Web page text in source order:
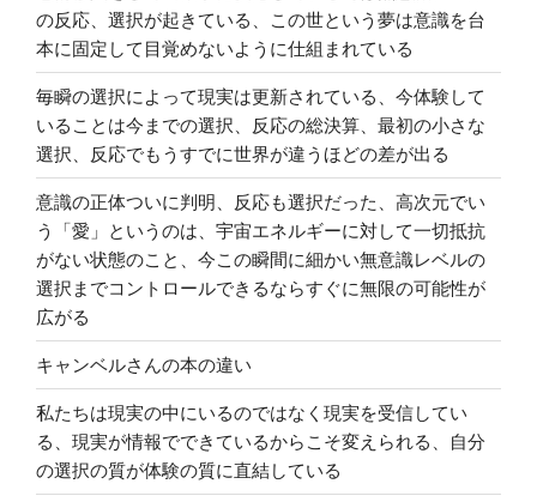
の反応、選択が起きている、この世という夢は意識を台
本に固定して目覚めないように仕組まれている
毎瞬の選択によって現実は更新されている、今体験して
いることは今までの選択、反応の総決算、最初の小さな
選択、反応でもうすでに世界が違うほどの差が出る
意識の正体ついに判明、反応も選択だった、高次元でい
う「愛」というのは、宇宙エネルギーに対して一切抵抗
がない状態のこと、今この瞬間に細かい無意識レベルの
選択までコントロールできるならすぐに無限の可能性が
広がる
キャンベルさんの本の違い
私たちは現実の中にいるのではなく現実を受信してい
る、現実が情報でできているからこそ変えられる、自分
の選択の質が体験の質に直結している